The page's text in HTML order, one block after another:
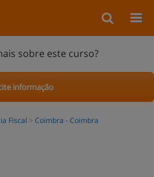
sobre este curso?
informação
Fiscal Coimbra - Coimbra